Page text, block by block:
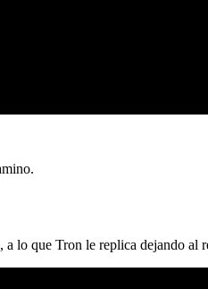
lo que Tron le replica dejando al